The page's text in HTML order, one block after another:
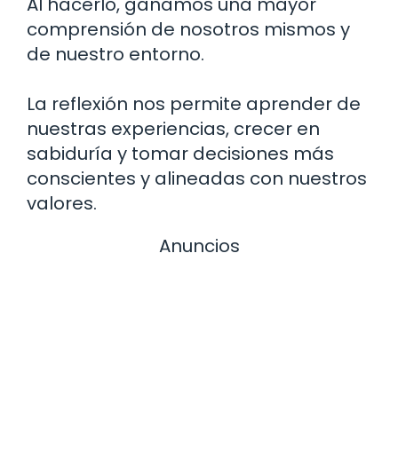
comprensión de nosotros mismos y
de nuestro entorno.
La reflexión nos permite aprender de
nuestras experiencias, crecer en
sabiduría y tomar decisiones más
conscientes y alineadas con nuestros
valores.
Anuncios